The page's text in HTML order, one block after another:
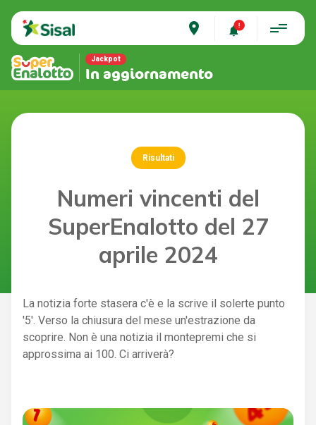
place
Jackpot
In aggiornamento
Risultati
Numeri vincenti del
SuperEnalotto del 27
aprile 2024
La notizia forte stasera c'è e la scrive il solerte punto
'5'. Verso la chiusura del mese un'estrazione da
scoprire. Non è una notizia il montepremi che si
approssima ai 100. Ci arriverà?